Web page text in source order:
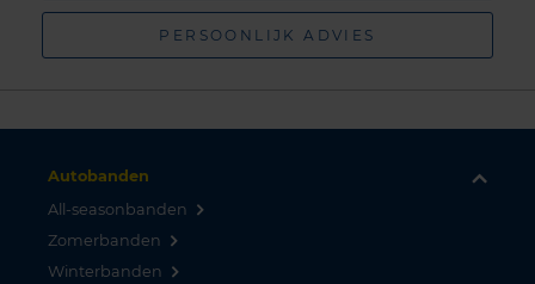
PERSOONLIJK ADVIES
Autobanden
All-seasonbanden
Zomerbanden
Winterbanden